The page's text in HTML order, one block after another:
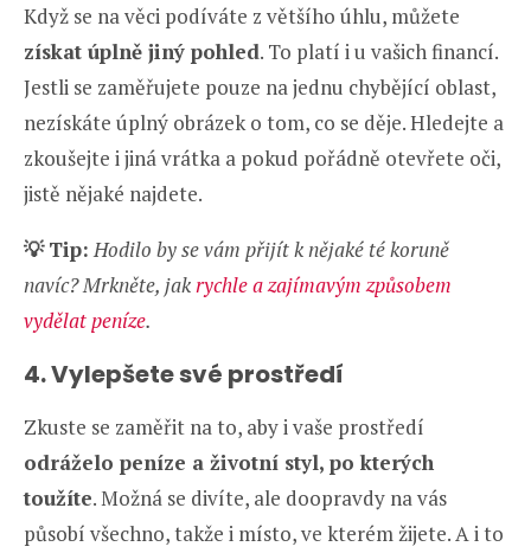
Když se na věci podíváte z většího úhlu, můžete
získat úplně jiný pohled. To platí i u vašich financí.
Jestli se zaměřujete pouze na jednu chybějící oblast,
nezískáte úplný obrázek o tom, co se děje. Hledejte a
zkoušejte i jiná vrátka a pokud pořádně otevřete oči,
jistě nějaké najdete.
💡 Tip: Hodilo by se vám přijít k nějaké té koruně
navíc? Mrkněte, jakrychle a zajímavým způsobem
vydělat peníze.
4. Vylepšete své prostředí
Zkuste se zaměřit na to, aby i vaše prostředí
odráželo peníze a životní styl, po kterých
toužíte. Možná se divíte, ale doopravdy na vás
působí všechno, takže i místo, ve kterém žijete. A i to